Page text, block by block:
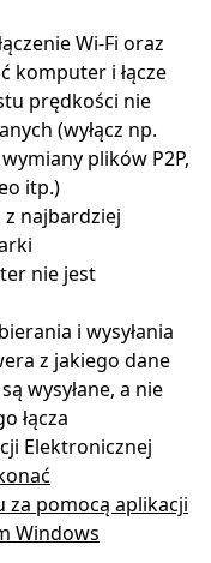
Wi-Fi oraz
komputer i łącze
prędkości nie
(wyłącz np.
plików P2P,
itp.)
z najbardziej
nie jest
i wysyłania
z jakiego dane
wysyłane, a nie
łącza
Elektronicznej
pomocą aplikacji
Windows